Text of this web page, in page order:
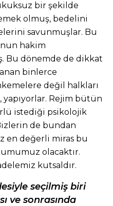
bir şekilde
olmuş, bedelini
savunmuşlar. Bu
hakim
Bu dönemde de dikkat
binlerce
değil halkları
yapıyorlar. Rejim bütün
istediği psikolojik
de bundan
en değerli miras bu
olacaktır.
kutsaldır.
seçilmiş biri
ve sonrasında